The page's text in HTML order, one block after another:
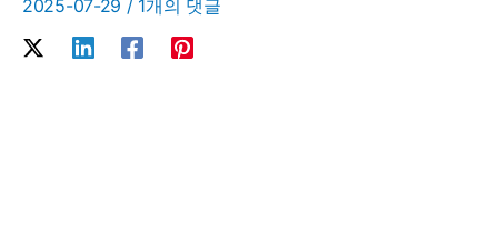
2025-07-29 / 1개의 댓글